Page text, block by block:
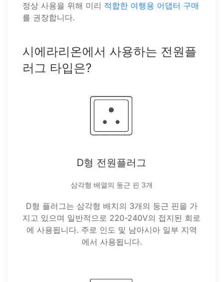
정상 사용을 위해 미리 적합한 여행용 어댑터 구매
를 권장합니다.
시에라리온에서 사용하는 전원플
러그 타입은?
D형 전원플러그
삼각형 배열의 둥근 핀 3개
D형 플러그는 삼각형 배치의 3개의 둥근 핀을 가
지고 있으며 일반적으로 220-240V의 접지된 회로
에 사용됩니다. 주로 인도 및 남아시아 일부 지역
에서 사용됩니다.